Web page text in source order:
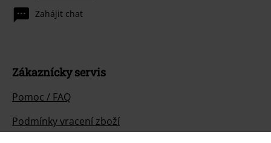
Zahájit chat
Zákaznícky servis
Pomoc / FAQ
Podmínky vracení zboží